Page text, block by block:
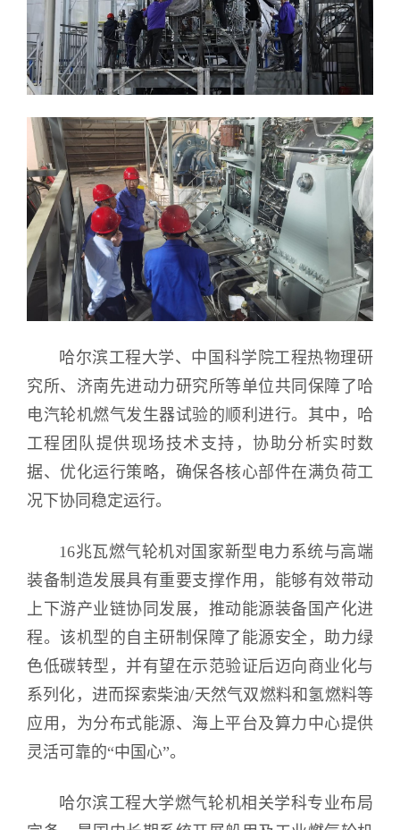
哈尔滨工程大学、中国科学院工程热物理研
究所、济南先进动力研究所等单位共同保障了哈
电汽轮机燃气发生器试验的顺利进行。其中，哈
工程团队提供现场技术支持，协助分析实时数
据、优化运行策略，确保各核心部件在满负荷工
况下协同稳定运行。
16兆瓦燃气轮机对国家新型电力系统与高端
装备制造发展具有重要支撑作用，能够有效带动
上下游产业链协同发展，推动能源装备国产化进
程。该机型的自主研制保障了能源安全，助力绿
色低碳转型，并有望在示范验证后迈向商业化与
系列化，进而探索柴油/天然气双燃料和氢燃料等
应用，为分布式能源、海上平台及算力中心提供
灵活可靠的“中国心”。
哈尔滨工程大学燃气轮机相关学科专业布局